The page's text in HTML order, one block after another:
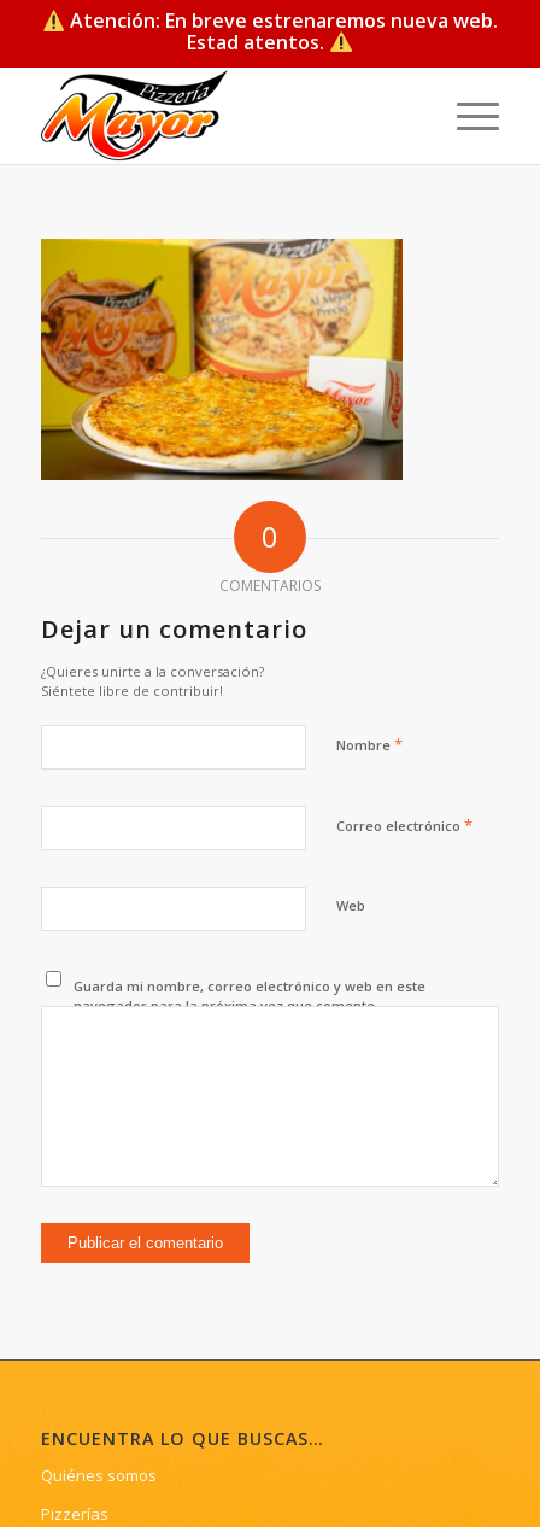
Atención: En breve estrenaremos nueva web.
Estad atentos.
0
COMENTARIOS
Dejar un comentario
¿Quieres unirte a la conversación?
Siéntete libre de contribuir!
Nombre *
Correo electrónico *
Web
Guarda mi nombre, correo electrónico y web en este
navegador para la próxima vez que comente.
ENCUENTRA LO QUE BUSCAS…
Quiénes somos
Pizzerías